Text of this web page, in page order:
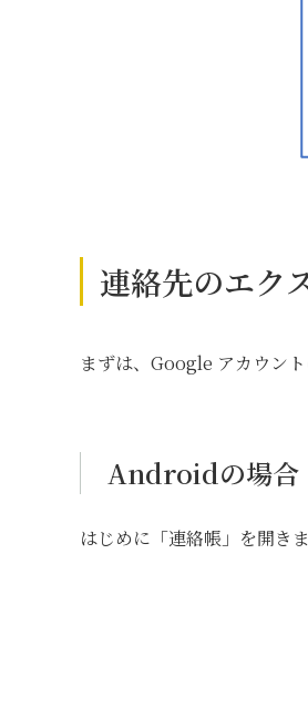
連絡先のエク
まずは、Google アカウン
Androidの場合
はじめに「連絡帳」を開きま